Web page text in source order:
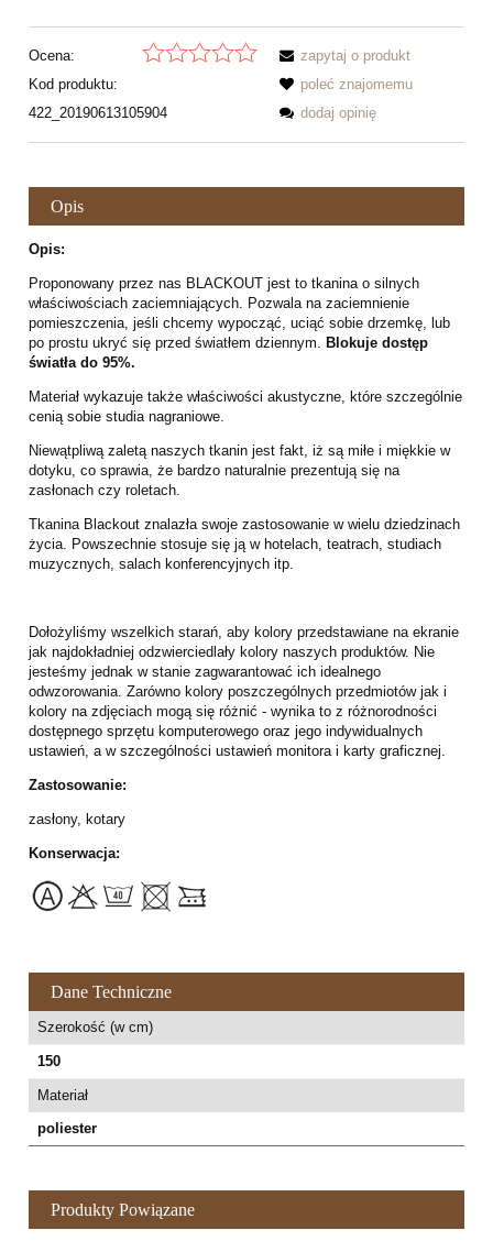
Ocena:
Kod produktu:
422_20190613105904
zapytaj o produkt
poleć znajomemu
dodaj opinię
Opis
Opis:
Proponowany przez nas BLACKOUT jest to tkanina o silnych
właściwościach zaciemniających. Pozwala na zaciemnienie
pomieszczenia, jeśli chcemy wypocząć, uciąć sobie drzemkę, lub
po prostu ukryć się przed światłem dziennym. Blokuje dostęp
światła do 95%.
Materiał wykazuje także właściwości akustyczne, które szczególnie
cenią sobie studia nagraniowe.
Niewątpliwą zaletą naszych tkanin jest fakt, iż są miłe i miękkie w
dotyku, co sprawia, że bardzo naturalnie prezentują się na
zasłonach czy roletach.
Tkanina Blackout znalazła swoje zastosowanie w wielu dziedzinach
życia. Powszechnie stosuje się ją w hotelach, teatrach, studiach
muzycznych, salach konferencyjnych itp.
Dołożyliśmy wszelkich starań, aby kolory przedstawiane na ekranie
jak najdokładniej odzwierciedlały kolory naszych produktów. Nie
jesteśmy jednak w stanie zagwarantować ich idealnego
odwzorowania. Zarówno kolory poszczególnych przedmiotów jak i
kolory na zdjęciach mogą się różnić - wynika to z różnorodności
dostępnego sprzętu komputerowego oraz jego indywidualnych
ustawień, a w szczególności ustawień monitora i karty graficznej.
Zastosowanie:
zasłony, kotary
Konserwacja:
Dane Techniczne
Szerokość (w cm)
150
Materiał
poliester
Produkty Powiązane